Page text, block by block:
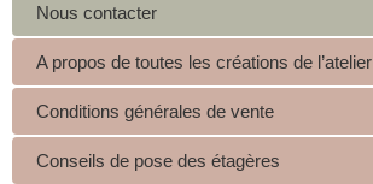
Nous contacter
A propos de toutes les créations de l’atelier
Conditions générales de vente
Conseils de pose des étagères